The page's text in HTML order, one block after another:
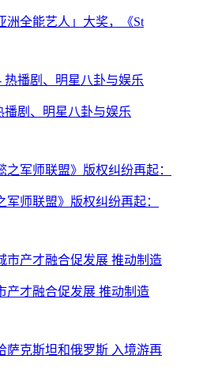
洲全能艺人」大奖，《St
播剧、明星八卦与娱乐
军师联盟》版权纠纷再起：
产才融合促发展 推动制造